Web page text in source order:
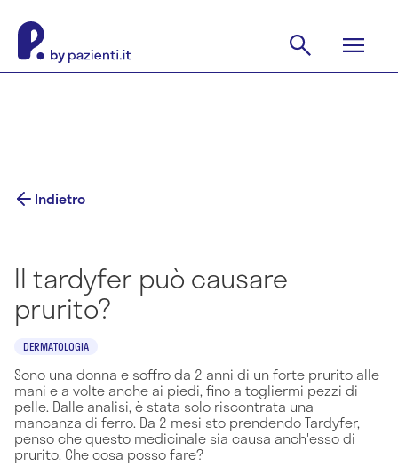
Indietro
Il tardyfer può causare
prurito?
DERMATOLOGIA
Sono una donna e soffro da 2 anni di un forte prurito alle
mani e a volte anche ai piedi, fino a togliermi pezzi di
pelle. Dalle analisi, è stata solo riscontrata una
mancanza di ferro. Da 2 mesi sto prendendo Tardyfer,
penso che questo medicinale sia causa anch'esso di
prurito. Che cosa posso fare?